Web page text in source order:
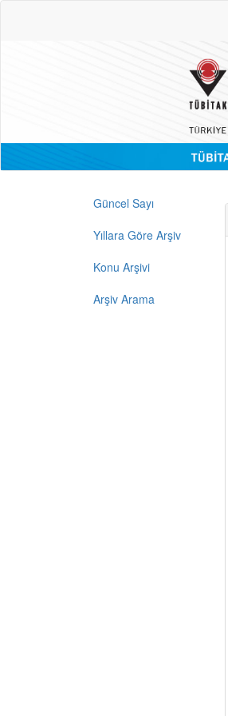
Güncel Sayı
Yıllara Göre Arşiv
Konu Arşivi
Arşiv Arama